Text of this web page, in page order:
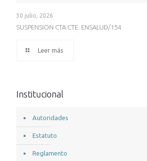
30 julio, 2026
SUSPENSION CTA.CTE. ENSALUD/154
Leer más
Institucional
Autoridades
Estatuto
Reglamento